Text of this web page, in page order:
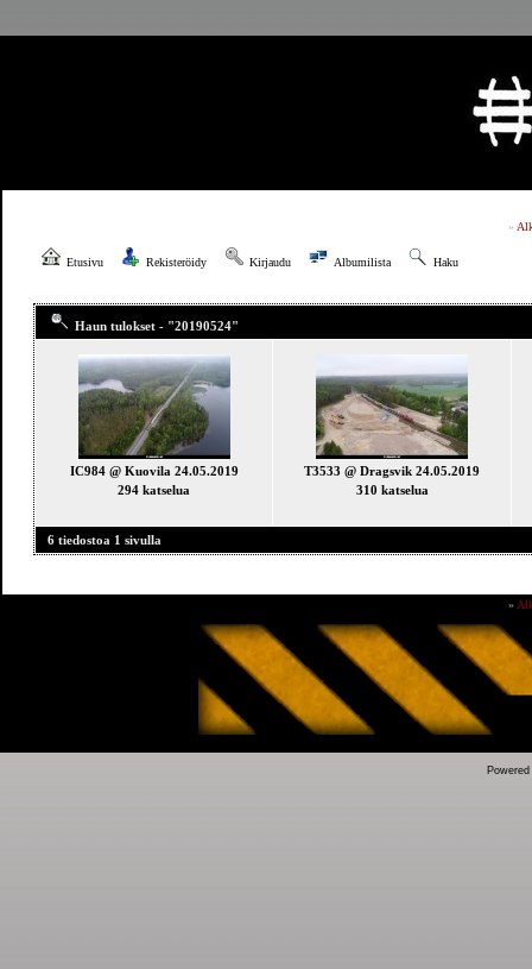
»
Etusivu Rekisteröidy Kirjaudu Albumilista Haku
Haun tulokset - "20190524"
IC984 @ Kuovila 24.05.2019
294 katselua
T3533 @ Dragsvik 24.05.2019
310 katselua
6 tiedostoa 1 sivulla
»